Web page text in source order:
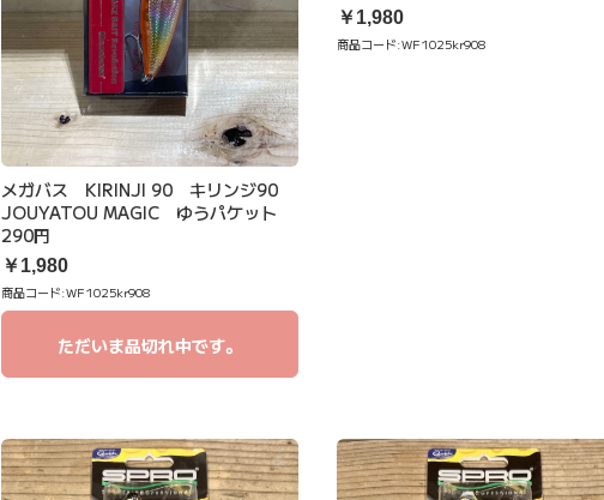
メガバス KIRINJI 90 キリンジ90
JOUYATOU MAGIC ゆうパケット
290円
￥1,980
商品コード:WF1025kr908
ただいま品切れ中です。
￥1,980
商品コード:WF1025kr908